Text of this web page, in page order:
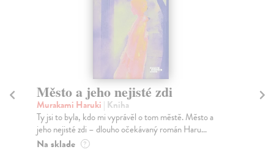
Město a jeho nejisté zdi
Murakami Haruki | Kniha
Ty jsi to byla, kdo mi vyprávěl o tom městě. Město a
jeho nejisté zdi – dlouho očekávaný román Haru...
Na sklade ?